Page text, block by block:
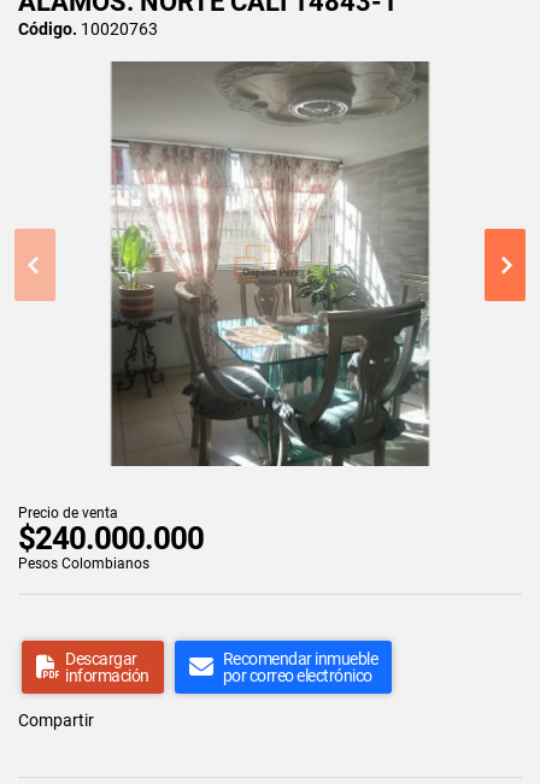
Código. 10020763
Precio de venta
$240.000.000
Pesos Colombianos
Descargar
información
Recomendar inmueble
por correo electrónico
Compartir